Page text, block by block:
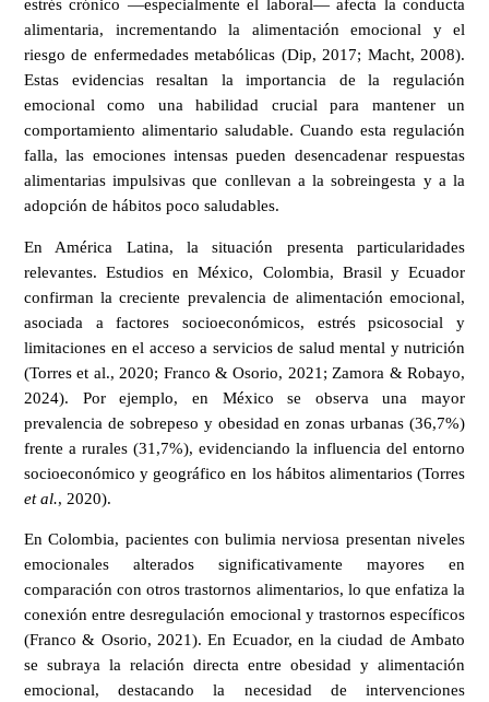
estrés crónico —especialmente el laboral— afecta la conducta
alimentaria, incrementando la alimentación emocional y el
riesgo de enfermedades metabólicas (Dip, 2017; Macht, 2008).
Estas evidencias resaltan la importancia de la regulación
emocional como una habilidad crucial para mantener un
comportamiento alimentario saludable. Cuando esta regulación
falla, las emociones intensas pueden desencadenar respuestas
alimentarias impulsivas que conllevan a la sobreingesta y a la
adopción de hábitos poco saludables.
En América Latina, la situación presenta particularidades
relevantes. Estudios en México, Colombia, Brasil y Ecuador
confirman la creciente prevalencia de alimentación emocional,
asociada a factores socioeconómicos, estrés psicosocial y
limitaciones en el acceso a servicios de salud mental y nutrición
(Torres et al., 2020; Franco & Osorio, 2021; Zamora & Robayo,
2024). Por ejemplo, en México se observa una mayor
prevalencia de sobrepeso y obesidad en zonas urbanas (36,7%)
frente a rurales (31,7%), evidenciando la influencia del entorno
socioeconómico y geográfico en los hábitos alimentarios (Torres
et al., 2020).
En Colombia, pacientes con bulimia nerviosa presentan niveles
emocionales alterados significativamente mayores en
comparación con otros trastornos alimentarios, lo que enfatiza la
conexión entre desregulación emocional y trastornos específicos
(Franco & Osorio, 2021). En Ecuador, en la ciudad de Ambato
se subraya la relación directa entre obesidad y alimentación
emocional, destacando la necesidad de intervenciones